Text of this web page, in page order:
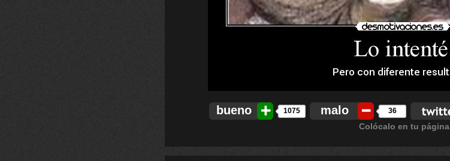
bueno 1075 malo 36
Colócalo en tu página